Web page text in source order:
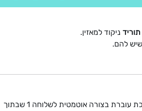
תוריד ניקוד למאזין.
להם.
באם הפעלתם את ההגבלה כמודול בשלוחה בפני עצמה (אופציה א) - ברירת מחדל לאחר הפעלת המודול - המערכת עוברת בצורה אוטמטית לשלוחה 1 שבתוך